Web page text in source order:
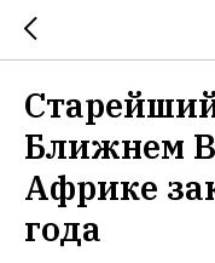
Ближнем
Африке
года